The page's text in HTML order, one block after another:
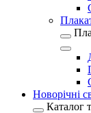
Новорічні
Каталог